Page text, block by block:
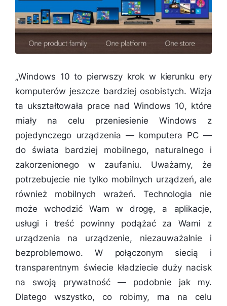
„Windows 10 to pierwszy krok w kierunku ery
komputerów jeszcze bardziej osobistych. Wizja
ta ukształtowała prace nad Windows 10, które
miały na celu przeniesienie Windows z
pojedynczego urządzenia — komputera PC —
do świata bardziej mobilnego, naturalnego i
zakorzenionego w zaufaniu. Uważamy, że
potrzebujecie nie tylko mobilnych urządzeń, ale
również mobilnych wrażeń. Technologia nie
może wchodzić Wam w drogę, a aplikacje,
usługi i treść powinny podążać za Wami z
urządzenia na urządzenie, niezauważalnie i
bezproblemowo. W połączonym siecią i
transparentnym świecie kładziecie duży nacisk
na swoją prywatność — podobnie jak my.
Dlatego wszystko, co robimy, ma na celu